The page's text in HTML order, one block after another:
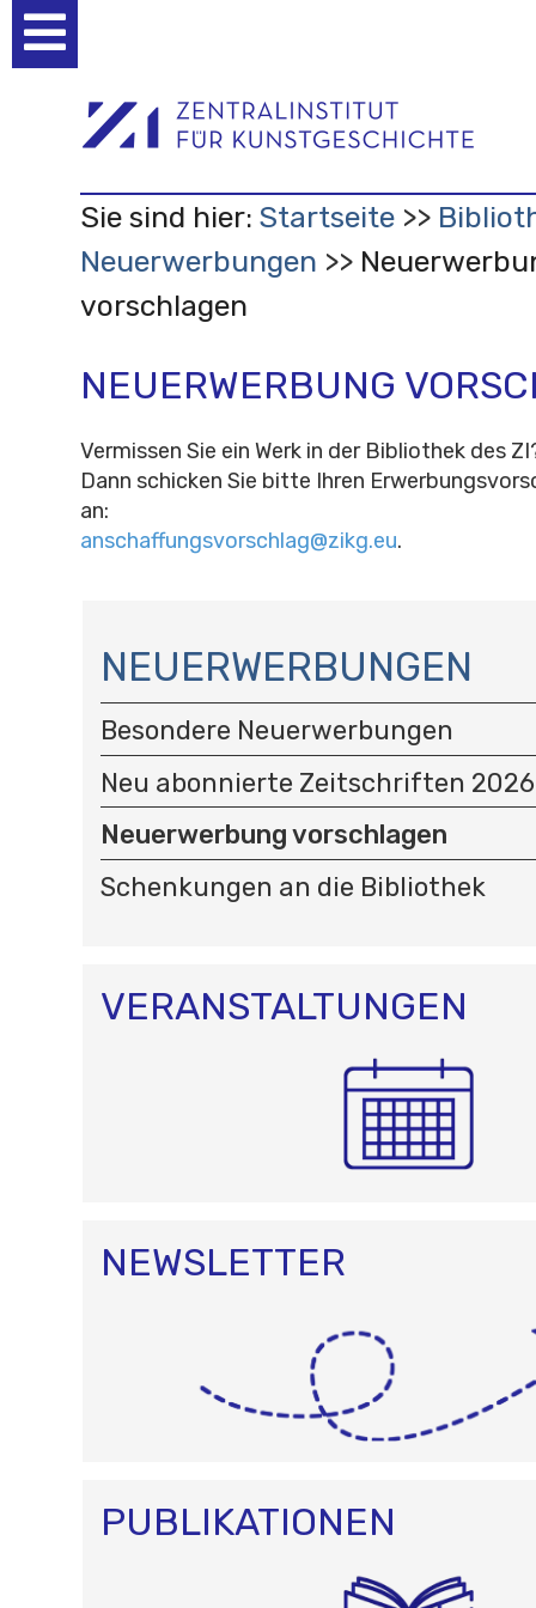
Werkzeuge
Sie sind hier: Startseite
Neuerwerbungen
vorschlagen
NEUERWERBUNG
Vermissen Sie ein Werk in der Bibliothek des
Dann schicken Sie bitte Ihren
an:
anschaffungsvorschlag@zikg.eu.
A
V
I
G
A
T
I
O
N
NEUERWERBUNGEN
Besondere Neuerwerbungen
Neu abonnierte Zeitschriften 2026
Neuerwerbung vorschlagen
Schenkungen an die Bibliothek
VERANSTALTUNGEN
NEWSLETTER
PUBLIKATIONEN